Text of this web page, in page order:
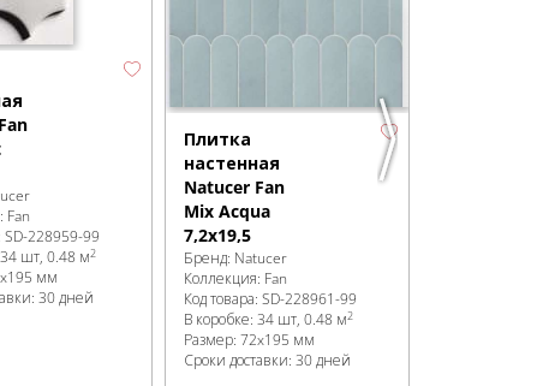
Fan
SD-228959-99
34 шт, 0.48 м2
мм
30 дней
Плитка
настенная
Natucer Fan
Mix Acqua
7,2x19,5
Бренд: Natucer
Коллекция: Fan
Код товара: SD-228961-99
В коробке: 34 шт, 0.48 м2
Размер: 72x195 мм
Сроки доставки: 30 дней